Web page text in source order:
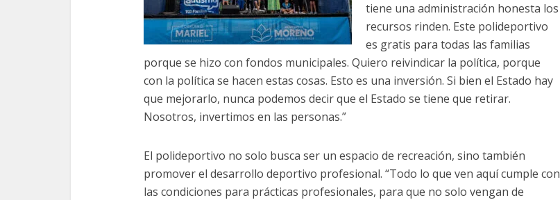
tiene una administración honesta los
recursos rinden. Este polideportivo
es gratis para todas las familias
porque se hizo con fondos municipales. Quiero reivindicar la política, porque
con la política se hacen estas cosas. Esto es una inversión. Si bien el Estado hay
que mejorarlo, nunca podemos decir que el Estado se tiene que retirar.
Nosotros, invertimos en las personas.”
El polideportivo no solo busca ser un espacio de recreación, sino también
promover el desarrollo deportivo profesional. “Todo lo que ven aquí cumple con
las condiciones para prácticas profesionales, para que no solo vengan de